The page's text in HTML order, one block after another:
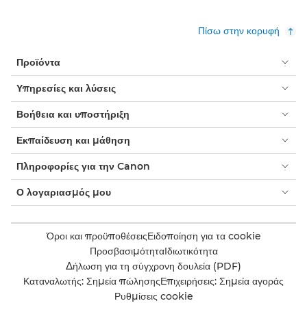
Πίσω στην κορυφή
Προϊόντα
Υπηρεσίες και λύσεις
Βοήθεια και υποστήριξη
Εκπαίδευση και μάθηση
Πληροφορίες για την Canon
Ο λογαριασμός μου
Όροι και προϋποθέσειςΕιδοποίηση για τα cookie
ΠροσβασιμότηταΙδιωτικότητα
Δήλωση για τη σύγχρονη δουλεία (PDF)
Καταναλωτής: Σημεία πώλησηςΕπιχειρήσεις: Σημεία αγοράς
Ρυθμίσεις cookie